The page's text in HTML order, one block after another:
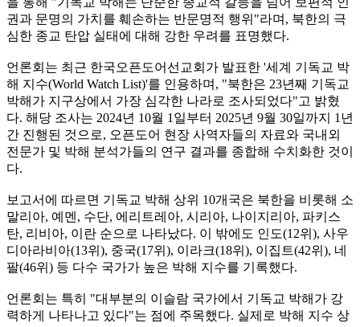
권과 문명의 가치를 훼손하는 반문명적 행위"라며, 북한의 극
심한 종교 탄압 실태에 대해 강한 우려를 표명했다.
언론회는 최근 한국오픈도어선교회가 발표한 '세계 기독교 박
해 지수(World Watch List)'를 인용하며, "북한은 23년째 기독교
박해가 지구상에서 가장 심각한 나라로 조사되었다"고 밝혔
다. 해당 조사는 2024년 10월 1일부터 2025년 9월 30일까지 1년
간 진행된 것으로, 오픈도어 현장 사역자들의 자료와 국내외
전문가 및 박해 분석가들의 연구 결과를 종합해 수치화한 것이
다.
보고서에 따르면 기독교 박해 상위 10개국은 북한을 비롯해 소
말리아, 예멘, 수단, 에리트레아, 시리아, 나이지리아, 파키스
탄, 리비아, 이란 순으로 나타났다. 이 밖에도 인도(12위), 사우
디아라비아(13위), 중국(17위), 이라크(18위), 이집트(42위), 네
팔(46위) 등 다수 국가가 높은 박해 지수를 기록했다.
언론회는 특히 "대부분의 이슬람 국가에서 기독교 박해가 강
력하게 나타나고 있다"는 점에 주목했다. 실제로 박해 지수 상